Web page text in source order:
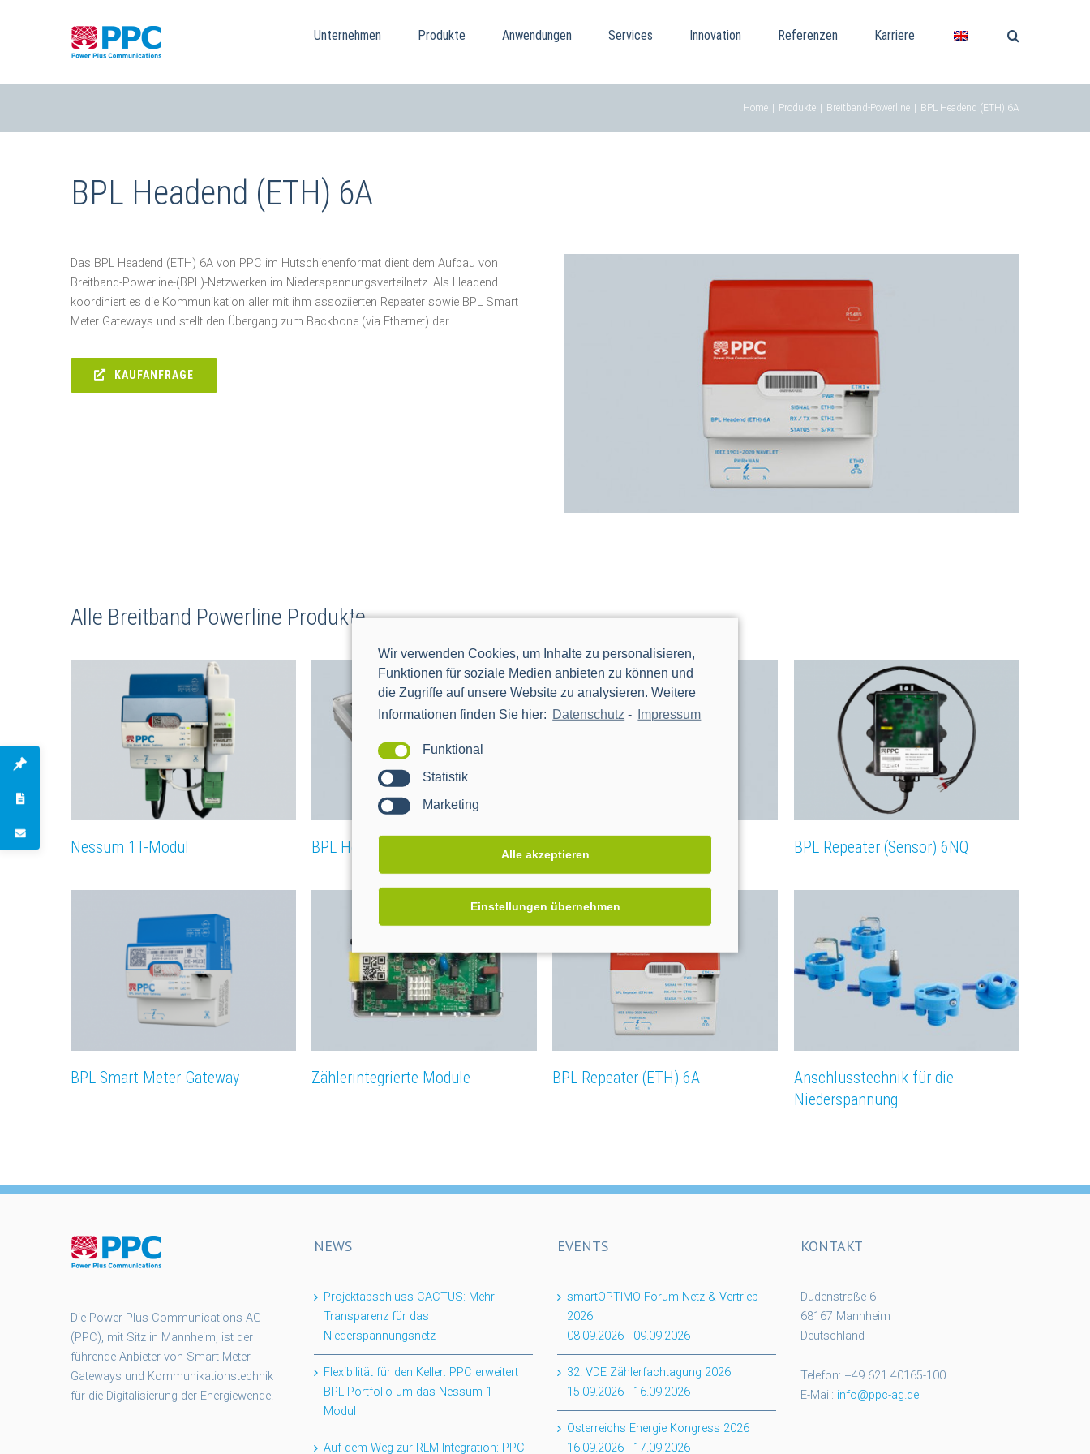
Wir verwenden Cookies, um Inhalte zu personalisieren,
Funktionen für soziale Medien anbieten zu können und
die Zugriffe auf unsere Website zu analysieren. Weitere
Informationen finden Sie hier: Datenschutz - Impressum
Funktional
Statistik
Marketing
Alle akzeptieren
Einstellungen übernehmen
Unternehmen Produkte Anwendungen Services Innovation Referenzen Karriere
Home Produkte Breitband-Powerline BPL Headend (ETH) 6A
BPL Headend (ETH) 6A
Das BPL Headend (ETH) 6A von PPC im Hutschienenformat dient dem Aufbau von
Breitband-Powerline-(BPL)-Netzwerken im Niederspannungsverteilnetz. Als Headend
koordiniert es die Kommunikation aller mit ihm assoziierten Repeater sowie BPL Smart
Meter Gateways und stellt den Übergang zum Backbone (via Ethernet) dar.
KAUFANFRAGE
Alle Breitband Powerline Produkte
Nessum 1T-Modul BPL Headend (LTE) 6R BPL Headend (ETH) 6A BPL Repeater (Sensor) 6NQ
BPL Smart Meter Gateway Zählerintegrierte Module BPL Repeater (ETH) 6A
Anschlusstechnik für die
Niederspannung
Die Power Plus Communications AG
(PPC), mit Sitz in Mannheim, ist der
führende Anbieter von Smart Meter
Gateways und Kommunikationstechnik
für die Digitalisierung der Energiewende.
NEWS
Projektabschluss CACTUS: Mehr
Transparenz für das
Niederspannungsnetz
Flexibilität für den Keller: PPC erweitert
BPL-Portfolio um das Nessum 1T-
Modul
Auf dem Weg zur RLM-Integration: PPC
EVENTS
smartOPTIMO Forum Netz & Vertrieb
2026
08.09.2026 - 09.09.2026
32. VDE Zählerfachtagung 2026
15.09.2026 - 16.09.2026
Österreichs Energie Kongress 2026
16.09.2026 - 17.09.2026
KONTAKT
Dudenstraße 6
68167 Mannheim
Deutschland
Telefon: +49 621 40165-100
E-Mail: info@ppc-ag.de